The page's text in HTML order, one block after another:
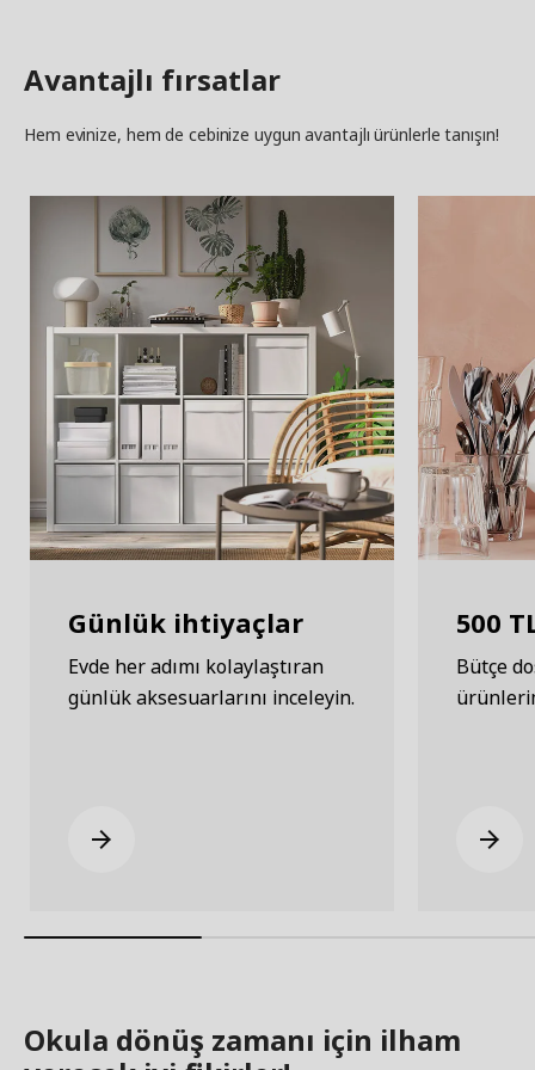
Avantajlı fırsatlar
Hem evinize, hem de cebinize uygun avantajlı ürünlerle tanışın!
Günlük ihtiyaçlar
Evde her adımı kolaylaştıran
günlük aksesuarlarını inceleyin.
500
Bütçe
Okula dönüş zamanı için ilham